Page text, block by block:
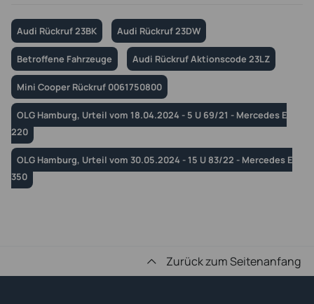
Audi Rückruf 23BK Audi Rückruf 23DW
Betroffene Fahrzeuge Audi Rückruf Aktionscode 23LZ
Mini Cooper Rückruf 0061750800
OLG Hamburg, Urteil vom 18.04.2024 - 5 U 69/21 - Mercedes E
220
OLG Hamburg, Urteil vom 30.05.2024 - 15 U 83/22 - Mercedes E
350
Zurück zum Seitenanfang